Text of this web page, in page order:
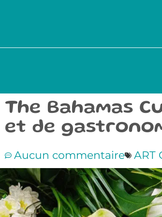
The Bahamas
et de
Aucun commentaire ART